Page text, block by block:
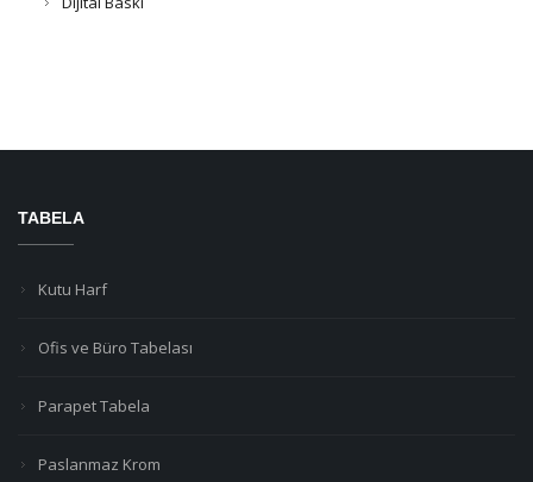
TABELA
Kutu Harf
Ofis ve Büro Tabelası
Parapet Tabela
Paslanmaz Krom